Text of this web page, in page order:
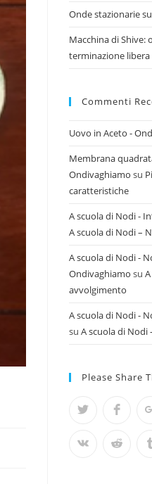
Onde stazionarie
Macchina di Shive:
terminazione libera
Commenti
Uovo in Aceto -
Membrana
Ondivaghiamo su
caratteristiche
A scuola di Nodi -
A scuola di Nodi –
A scuola di Nodi -
Ondivaghiamo su
avvolgimento
A scuola di Nodi -
su A scuola di Nodi
Please Share